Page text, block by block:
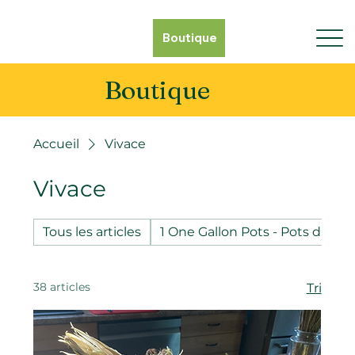
Boutique
Boutique
Accueil Vivace
Vivace
Tous les articles 1 One Gallon Pots - Pots d'un
38 articles Tri